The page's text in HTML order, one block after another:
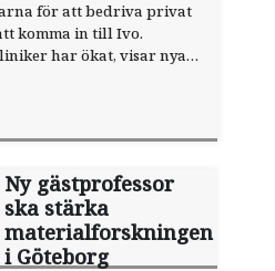
för att bedriva privat
komma in till Ivo.
har ökat, visar nya
Ny gästprofessor
ska stärka
materialforskningen
i Göteborg